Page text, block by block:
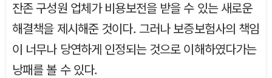
잔존 구성원 업체가 비용보전을 받을 수 있는 새로운
해결책을 제시해준 것이다. 그러나 보증보험사의 책임
이 너무나 당연하게 인정되는 것으로 이해하였다가는
낭패를 볼 수 있다.